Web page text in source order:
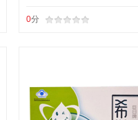
0分